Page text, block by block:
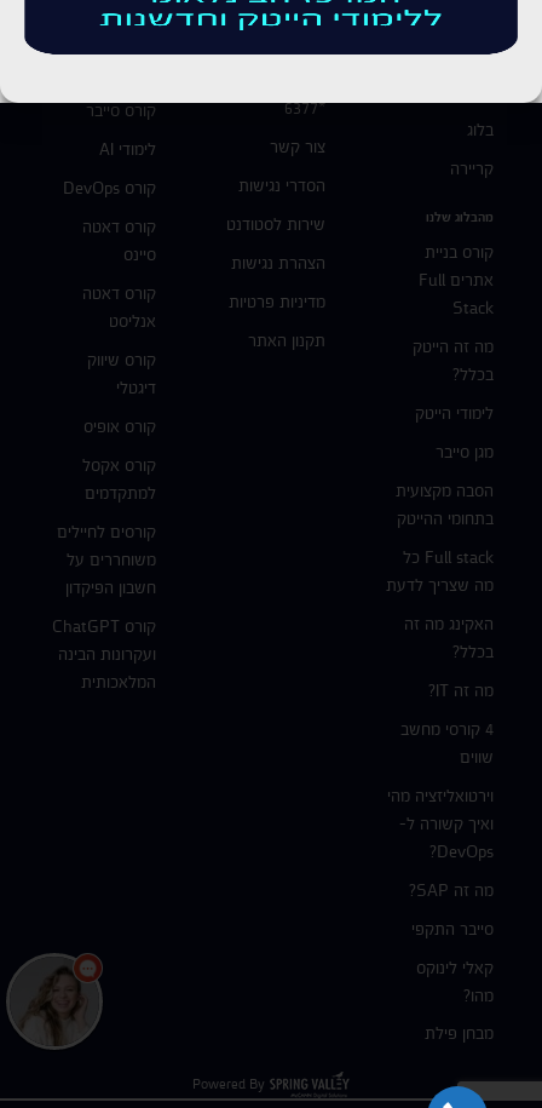
מה כדאי לי
ללמוד?
בלוג
קריירה
מהבלוג שלנו
קורס בניית
אתרים Full
Stack
מה זה הייטק
בכלל?
לימודי הייטק
מגן סייבר
הסבה מקצועית
בתחומי ההייטק
Full stack כל
מה שצריך לדעת
האקינג מה זה
בכלל?
מה זה IT?
4 קורסי מחשב
שווים
וירטואליזציה מהי
ואיך קשורה ל-
DevOps?
מה זה SAP?
סייבר התקפי
קאלי לינוקס
מהו?
מבחן פילת
בוגרים
*6377
צור קשר
הסדרי נגישות
שירות לסטודנט
הצהרת נגישות
מדיניות פרטיות
תקנון האתר
קורס סייבר
לימודי AI
קורס DevOps
קורס דאטה
סיינס
קורס דאטה
אנליסט
קורס שיווק
דיגטלי
קורס אופיס
קורס אקסל
למתקדמים
קורסים לחיילים
משוחררים על
חשבון הפיקדון
קורס ChatGPT
ועקרונות הבינה
המלאכותית
Powered By